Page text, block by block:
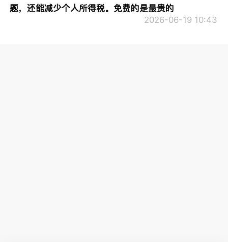
题，还能减少个人所得税。免费的是最贵的
2026-06-19 10:43